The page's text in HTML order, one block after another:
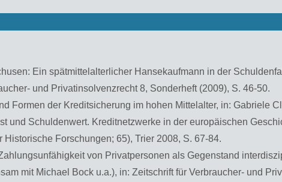
Ein spät­mit­tel­al­ter­li­cher Han­se­kauf­mann in der
und Pri­vat­in­sol­venz­recht 8, Son­der­heft (2009), S. 46-50.
For­men der Kre­dit­si­che­rung im hohen Mit­tel­al­ter, in: Ga­brie­le
und Schul­den­wert. Kre­dit­netz­wer­ke in der eu­ro­päi­schen
His­to­ri­sche For­schun­gen; 65), Trier 2008, S. 67-84.
von Pri­vat­per­so­nen als Ge­gen­stand
mit Micha­el Bock u.a.), in: Zeit­schrift für Ver­brau­cher- und